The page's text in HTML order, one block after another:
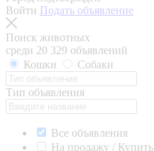
Войти Подать объявление
Поиск животных
среди 20 329 объявлений
Кошки
Собаки
Тип объявления
Все объявления
На продажу / Купить